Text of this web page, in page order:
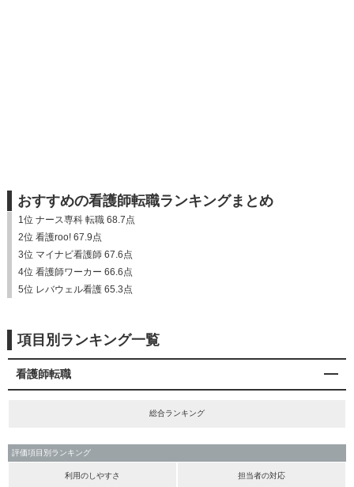
おすすめの看護師転職ランキングまとめ
1位 ナース専科 転職 68.7点
2位 看護roo! 67.9点
3位 マイナビ看護師 67.6点
4位 看護師ワーカー 66.6点
5位 レバウェル看護 65.3点
項目別ランキング一覧
看護師転職
総合ランキング
評価項目別ランキング
利用のしやすさ 担当者の対応